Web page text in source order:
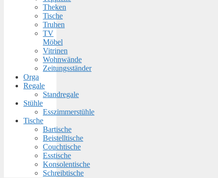
Theken
Tische
Truhen
TV
Möbel
Vitrinen
Wohnwände
Zeitungsständer
Orga
Regale
Standregale
Stühle
Esszimmerstühle
Tische
Bartische
Beistelltische
Couchtische
Esstische
Konsolentische
Schreibtische